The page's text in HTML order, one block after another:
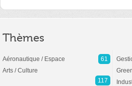
Thèmes
Aéronautique / Espace
61
Arts / Culture
117